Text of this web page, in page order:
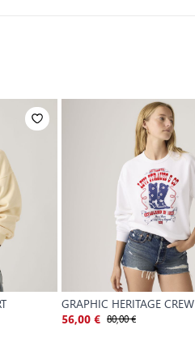
GRAPHIC HERITAGE CREW
56,00 € 80,00 €